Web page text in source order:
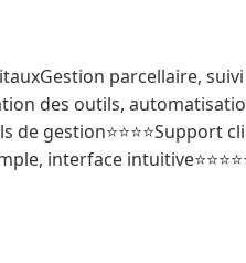
parcellaire,
des outils,
gestion⭐⭐⭐⭐Support
interface